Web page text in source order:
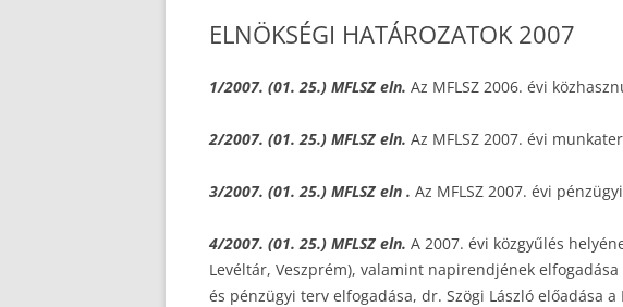
ELNÖKSÉGI HATÁROZATOK 2007
1/2007. (01. 25.) MFLSZ eln. Az MFLSZ 2006. évi
2/2007. (01. 25.) MFLSZ eln. Az MFLSZ 2007. évi
3/2007. (01. 25.) MFLSZ eln . Az MFLSZ 2007. évi
4/2007. (01. 25.) MFLSZ eln. A 2007. évi közgyűlés
Levéltár, Veszprém), valamint napirendjének
és pénzügyi terv elfogadása, dr. Szögi László előadása